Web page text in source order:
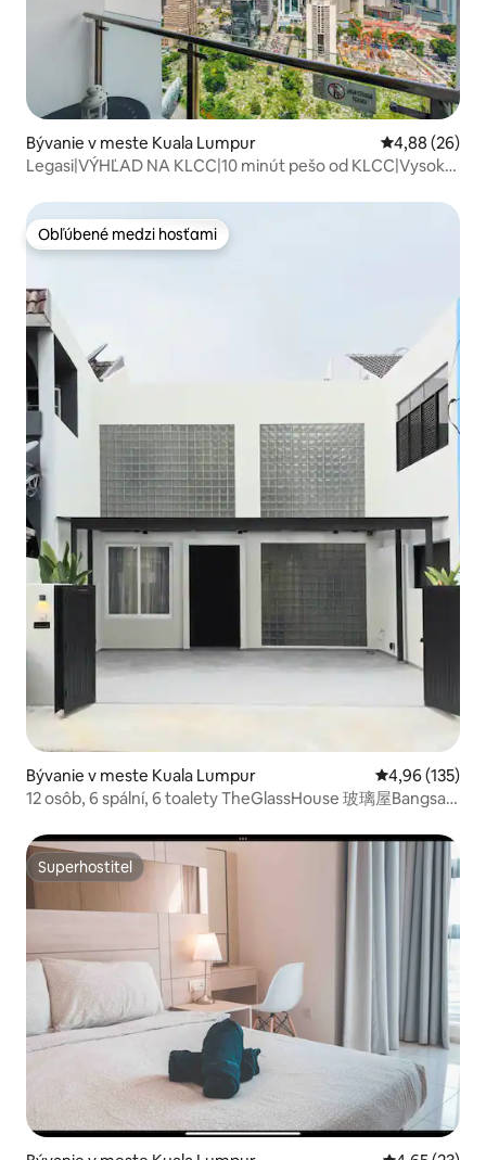
Bývanie v meste Kuala Lumpur Priemerné
4,88 (26)
Legasi|VÝHĽAD NA KLCC|10 minút pešo od KLCC|Vysoké
Obľúbené medzi hosťami
Obľúbené medzi hosťami
Bývanie v meste Kuala Lumpur Priemerné
4,96 (135)
12 osôb, 6 spální, 6 toalety TheGlassHouse 玻璃屋Bangsar
Superhostiteľ
Superhostiteľ